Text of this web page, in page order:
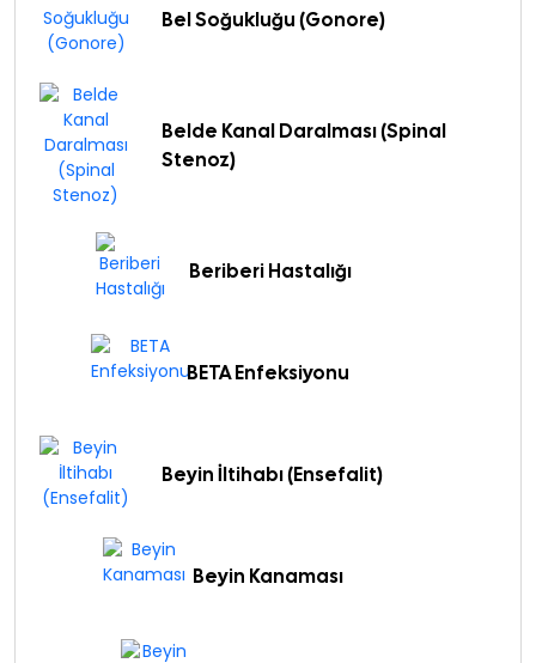
Bel Soğukluğu (Gonore)
Belde Kanal Daralması (Spinal
Stenoz)
Beriberi Hastalığı
BETA Enfeksiyonu
Beyin İltihabı (Ensefalit)
Beyin Kanaması